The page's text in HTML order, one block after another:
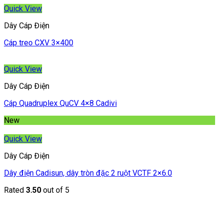
Quick View
Dây Cáp Điện
Cáp treo CXV 3×400
Quick View
Dây Cáp Điện
Cáp Quadruplex QuCV 4×8 Cadivi
New
Quick View
Dây Cáp Điện
Dây điện Cadisun, dây tròn đặc 2 ruột VCTF 2×6.0
Rated 3.50 out of 5